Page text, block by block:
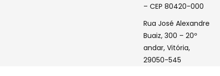
– CEP 80420-000
Rua José Alexandre
Buaiz, 300 – 20º
andar, Vitória,
29050-545